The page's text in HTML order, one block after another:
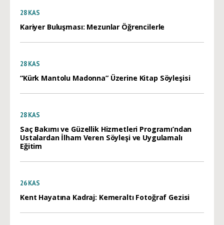
28 KAS
Kariyer Buluşması: Mezunlar Öğrencilerle
28 KAS
“Kürk Mantolu Madonna” Üzerine Kitap Söyleşisi
28 KAS
Saç Bakımı ve Güzellik Hizmetleri Programı’ndan
Ustalardan İlham Veren Söyleşi ve Uygulamalı
Eğitim
26 KAS
Kent Hayatına Kadraj: Kemeraltı Fotoğraf Gezisi